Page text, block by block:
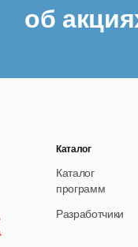
об
Каталог
Каталог
программ
Разработчики